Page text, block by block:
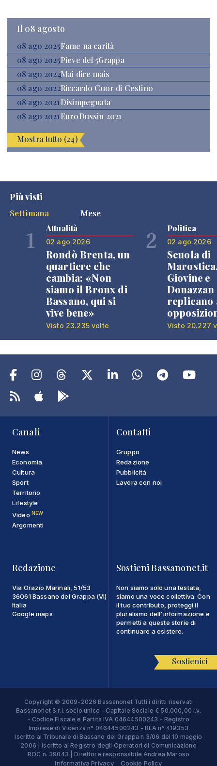
Il 08 agosto
08 ago 2025Fame na carità
08 ago 2025Pieve del 5Grappa
08 ago 2024Mai dire mais
08 ago 2022Riccardo Cuor di Cestino
08 ago 2021Disimpegnata
08 ago 2021EuroDussin 2021
Mostra tutto (24)
Più visti
Settimana
Mese
1 Attualità
02 ago 2026
Rondò Brenta, un
quartiere che
cambia: «Non
siamo il Bronx di
Bassano, qui si
vive bene»
Visto 23.235 volte
2 Politica
02 ago 2026
Scuola di
Giovine e
Donazzan
replicano
Visto 20.227
Canali
News
Economia
Cultura
Sport
Territorio
Lifestyle
Video NEW
Argomenti
Contatti
Gruppo
Redazione
Pubblicità
Lavora con noi
Redazione
Via Orazio Marinali, 51/53
36061 Bassano del Grappa (VI)
Italia
Google maps
Sostieni Bassanonet.it
Non siamo solo una testata,
siamo una voce collettiva. Con
il tuo contributo, proteggi il
pluralismo dell'informazione e
permetti a queste storie di
continuare a esistere.
Sostienici
Copyright © 2009-2026 Bassanonet Tutti i diritti riservati
Bassanonet S.r.l. socio unico - Capitale Sociale € 50.000,00 i.v.
- Codice Fiscale e Partita IVA 04644500243 - Registro
Imprese di Vicenza n° 04644500243 - REA n° 419353
Iscritto al Tribunale di Bassano del Grappa n.3/06 del 10 maggio
2006 | Iscritto al Registro degli Operatori di Comunicazione
ROC n. 39043 | Direttore responsabile Andrea Maroso
Informativa Privacy Cookie Policy